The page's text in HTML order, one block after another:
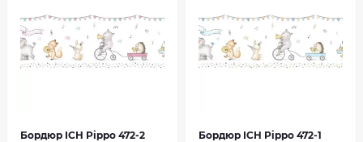
Бордюр ICH Pippo 472-2
Бордюр ICH Pippo 472-1